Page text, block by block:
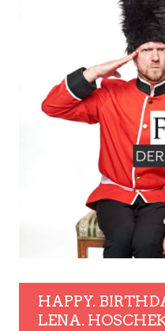
HAPPY.
LENA.